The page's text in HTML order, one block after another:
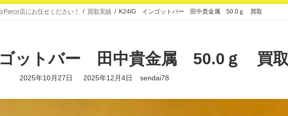
ッ
プ
移
動
店にお任せください！ 買取実績 K24IG インゴットバー 田中貴金属 50.0ｇ 買取
ットバー 田中貴金属 50.0ｇ 買取
2025年10月27日
最
2025年12月4日 sendai78